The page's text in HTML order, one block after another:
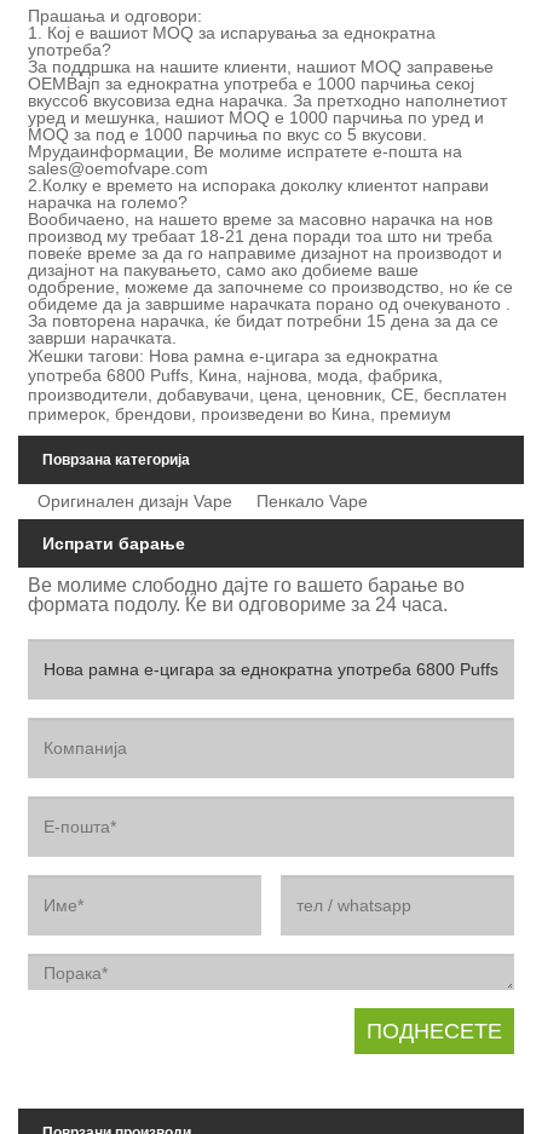
Прашања и одговори:
1. Кој е вашиот MOQ за испарувања за еднократна
употреба?
За поддршка на нашите клиенти, нашиот MOQ заправење
ОЕМВајп за еднократна употреба е 1000 парчиња секој
вкуссо6 вкусовиза една нарачка .За претходно наполнетиот
уред и мешунка, нашиот MOQ е 1000 парчиња по уред и
MOQ за под е 1000 парчиња по вкус со 5 вкусови.
Мрудаинформации,
Ве молиме испратете е-пошта на
sales@oemofvape.com
2. Колку е времето на испорака доколку клиентот направи
нарачка на големо?
Вообичаено, на нашето време за масовно нарачка на нов
производ му требаат 18-21 дена поради тоа што ни треба
повеќе време за да го направиме дизајнот на производот и
дизајнот на пакувањето, само ако добиеме ваше
одобрение, можеме да започнеме со производство, но ќе се
обидеме да ја завршиме нарачката порано од очекуваното .
За повторена нарачка, ќе бидат потребни 15 дена за да се
заврши нарачката.
Жешки тагови: Нова рамна е-цигара за еднократна
употреба 6800 Puffs, Кина, најнова, мода, фабрика,
производители, добавувачи, цена, ценовник, CE, бесплатен
примерок, брендови, произведени во Кина, премиум
Поврзана категорија
Оригинален дизајн Vape Пенкало Vape
Испрати барање
Ве молиме слободно дајте го вашето барање во
формата подолу. Ќе ви одговориме за 24 часа.